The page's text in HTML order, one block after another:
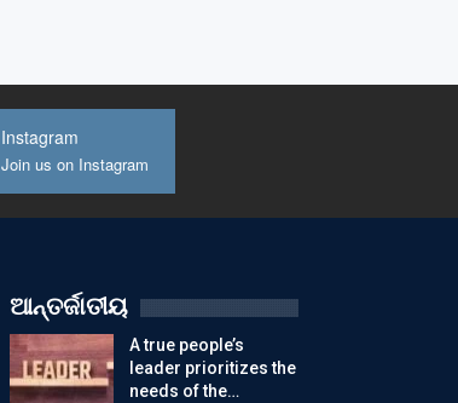
Instagram
Join us on Instagram
ଆନ୍ତର୍ଜାତୀୟ
A true people’s
leader prioritizes the
needs of the…